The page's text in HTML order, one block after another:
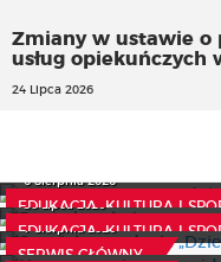
Zmiany w ustawie o
usług opiekuńczych
24 Lipca 2026
EDUKACJA, KULTURA I
6 Sierpnia 2026
EDUKACJA, KULTURA I
30 Lipca 2026
SERWIS GŁÓWNY
dostępne
7 Sierpnia 2026
Nowe przepisy
czerpanie korzyści z
treści w sieci